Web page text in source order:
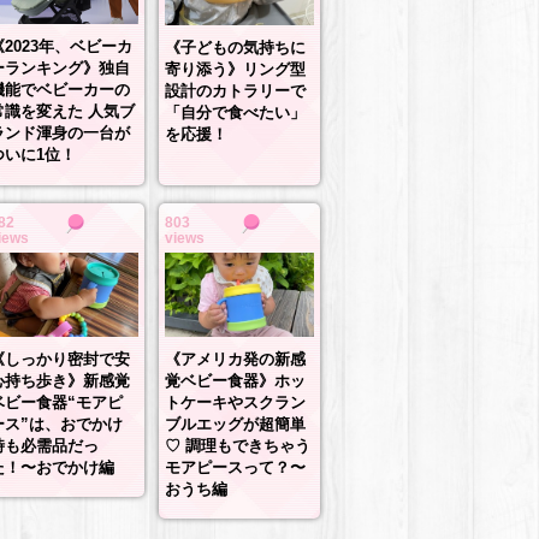
2023年、ベビーカ
ランキング》独自
能でベビーカーの
識を変えた 人気ブ
ンド渾身の一台が
いに1位！
《子どもの気持ちに
寄り添う》リング型
設計のカトラリーで
「自分で食べたい」
を応援！
しっかり密封で安
持ち歩き》新感覚
ビー食器“モアピ
ス”は、おでかけ
も必需品だっ
！〜おでかけ編
803
views
《アメリカ発の新感
覚ベビー食器》ホッ
トケーキやスクラン
ブルエッグが超簡単
♡ 調理もできちゃう
モアピースって？〜
おうち編